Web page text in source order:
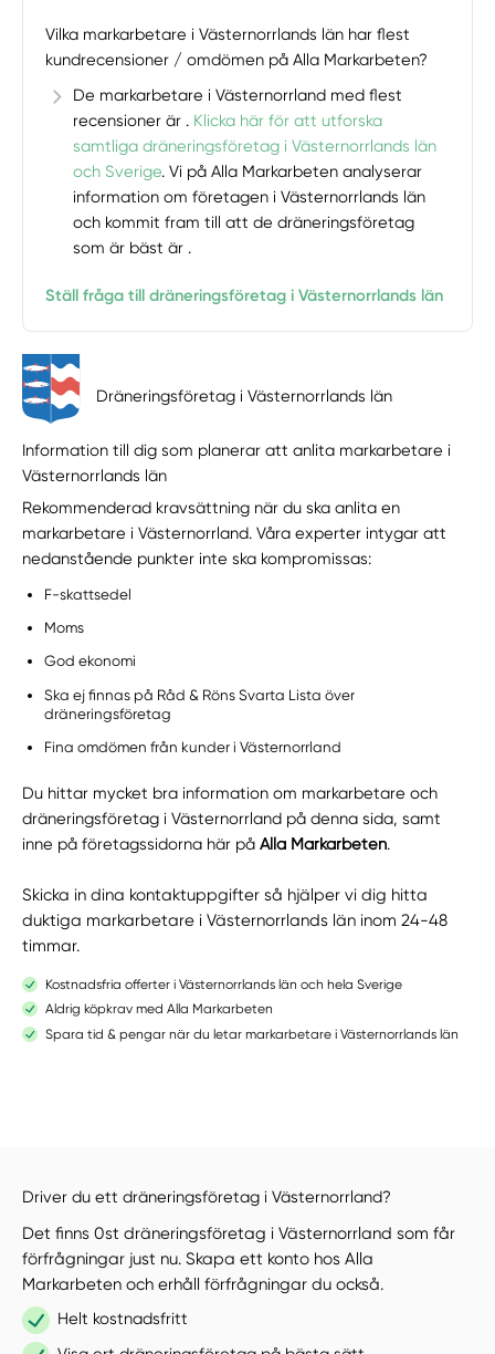
Vilka markarbetare i Västernorrlands län har flest
kundrecensioner / omdömen på Alla Markarbeten?
De markarbetare i Västernorrland med flest
recensioner är . Klicka här för att utforska
samtliga dräneringsföretag i Västernorrlands län
och Sverige. Vi på Alla Markarbeten analyserar
information om företagen i Västernorrlands län
och kommit fram till att de dräneringsföretag
som är bäst är .
Ställ fråga till dräneringsföretag i Västernorrlands län
Dräneringsföretag i Västernorrlands län
Information till dig som planerar att anlita markarbetare i
Västernorrlands län
Rekommenderad kravsättning när du ska anlita en
markarbetare i Västernorrland. Våra experter intygar att
nedanstående punkter inte ska kompromissas:
F-skattsedel
Moms
God ekonomi
Ska ej finnas på Råd & Röns Svarta Lista över
dräneringsföretag
Fina omdömen från kunder i Västernorrland
Du hittar mycket bra information om markarbetare och
dräneringsföretag i Västernorrland på denna sida, samt
inne på företagssidorna här påAlla Markarbeten.
Skicka in dina kontaktuppgifter så hjälper vi dig hitta
duktiga markarbetare i Västernorrlands län inom 24-48
timmar.
Kostnadsfria offerter i Västernorrlands län och hela Sverige
Aldrig köpkrav med Alla Markarbeten
Spara tid & pengar när du letar markarbetare i Västernorrlands län
Driver du ett dräneringsföretag i Västernorrland?
Det finns 0st dräneringsföretag i Västernorrland som får
förfrågningar just nu. Skapa ett konto hos Alla
Markarbeten och erhåll förfrågningar du också.
Helt kostnadsfritt